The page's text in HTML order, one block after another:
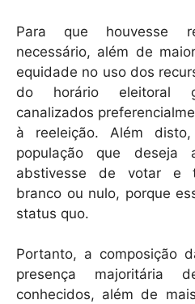
Para que houvesse
necessário, além de
equidade no uso dos
do horário eleitoral
canalizados
à reeleição. Além
população que deseja
abstivesse de votar e
branco ou nulo, porque
status quo.
Portanto, a composição
presença majoritária
conhecidos, além de